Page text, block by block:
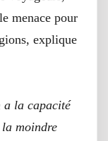
menace pour
explique
a la capacité
la moindre